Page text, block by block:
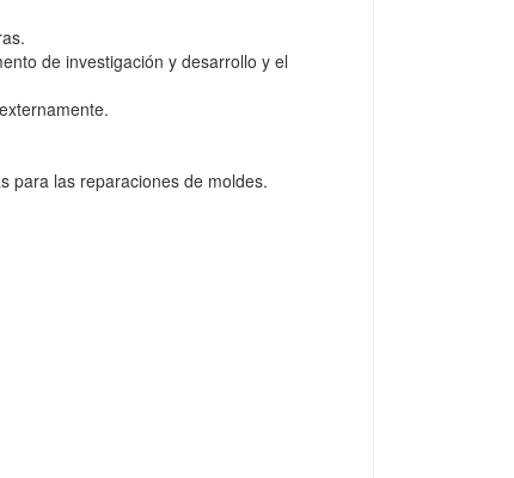
de investigación y desarrollo y el
para las reparaciones de moldes.